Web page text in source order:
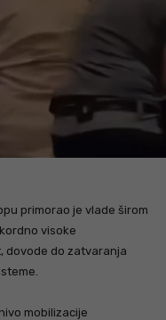
primorao je vlade širom
visoke
dovode do zatvaranja
mobilizacije